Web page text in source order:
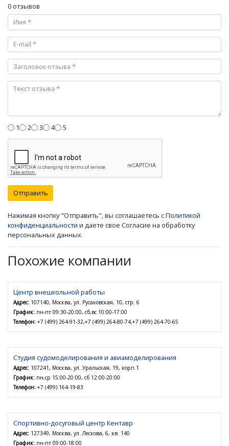
0 отзывов
1 2 3 4 5
Отправить
Нажимая кнопку "Отправить", вы соглашаетесь сПолитикой
конфиденциальности и даете свое Согласие на обработку
персональных данных.
Похожие компании
Центр внешкольной работы
Адрес: 107140, Москва, ул. Русаковская, 10, стр. 6
График: пн-пт 09:30-20:00, сб,вс 10:00-17:00
Телефон: +7 (499) 264-91-32,+7 (499) 264-80-74,+7 (499) 264-70-65
Студия судомоделирования и авиамоделирования
Адрес: 107241, Москва, ул. Уральская, 19, корп.1
График: пн,ср 15:00-20:00, сб 12:00-20:00
Телефон: +7 (499) 164-19-83
Спортивно-досуговый центр Кентавр
Адрес: 127349, Москва, ул. Лескова, 6, кв. 140
График: пн-пт 09:00-18:00